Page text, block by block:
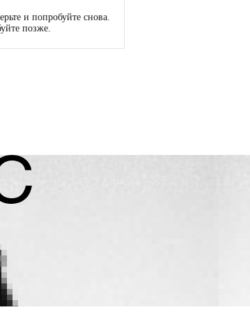
и попробуйте снова.
позже.